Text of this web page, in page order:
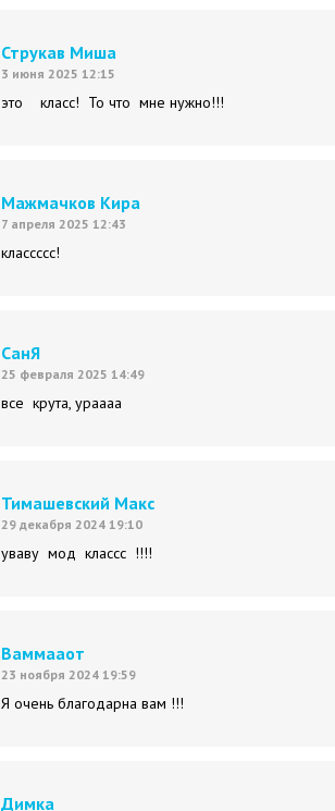
Струкав Миша
3 июня 2025 12:15
это класс! То что мне нужно!!!
Мажмачков Кира
7 апреля 2025 12:43
классссс!
СанЯ
25 февраля 2025 14:49
все крута, ураааа
Тимашевский Макс
29 декабря 2024 19:10
уваву мод классс !!!!
Ваммааот
23 ноября 2024 19:59
Я очень благодарна вам !!!
Димка